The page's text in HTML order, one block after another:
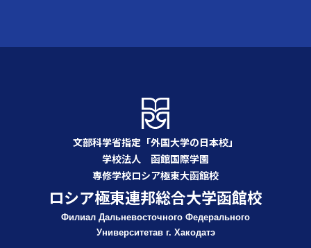
文部科学省指定「外国大学の日本校」
学校法人 函館国際学園
専修学校ロシア極東大函館校
ロシア極東連邦総合大学函館校
Филиал Дальневосточного Федерального
Университетав г. Хакодатэ